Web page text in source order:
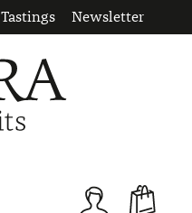
Tastings Newsletter